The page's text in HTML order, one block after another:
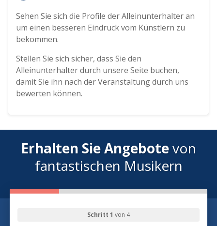
Sehen Sie sich die Profile der Alleinunterhalter an
um einen besseren Eindruck vom Künstlern zu
bekommen.
Stellen Sie sich sicher, dass Sie den
Alleinunterhalter durch unsere Seite buchen,
damit Sie ihn nach der Veranstaltung durch uns
bewerten können.
Erhalten Sie Angebotevon
fantastischen Musikern
Schritt 1 von 4